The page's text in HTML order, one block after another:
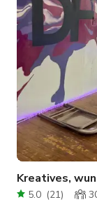
Kreatives,
5.0 (21)